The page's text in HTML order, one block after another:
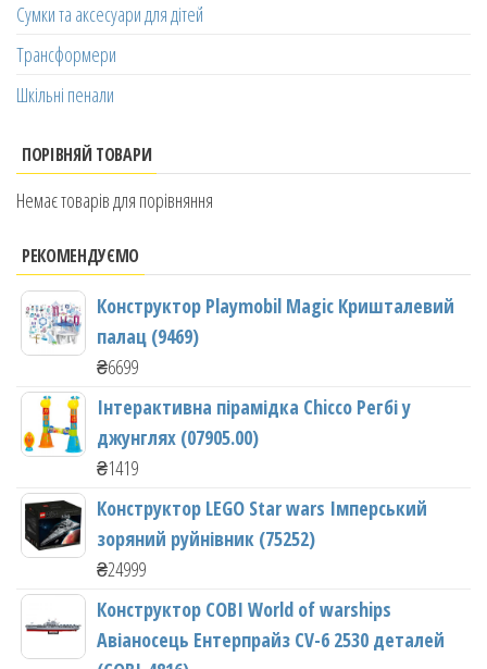
Сумки та аксесуари для дітей
Трансформери
Шкільні пенали
ПОРІВНЯЙ ТОВАРИ
Немає товарів для порівняння
РЕКОМЕНДУЄМО
Конструктор Playmobil Magic Кришталевий
палац (9469)
₴6699
Інтерактивна пірамідка Chicco Регбі у
джунглях (07905.00)
₴1419
Конструктор LEGO Star wars Імперський
зоряний руйнівник (75252)
₴24999
Конструктор COBI World of warships
Авіаносець Ентерпрайз CV-6 2530 деталей